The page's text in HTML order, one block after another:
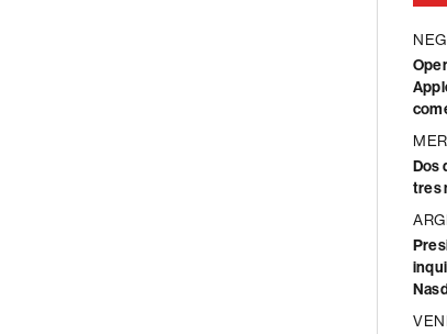
Dos
tres